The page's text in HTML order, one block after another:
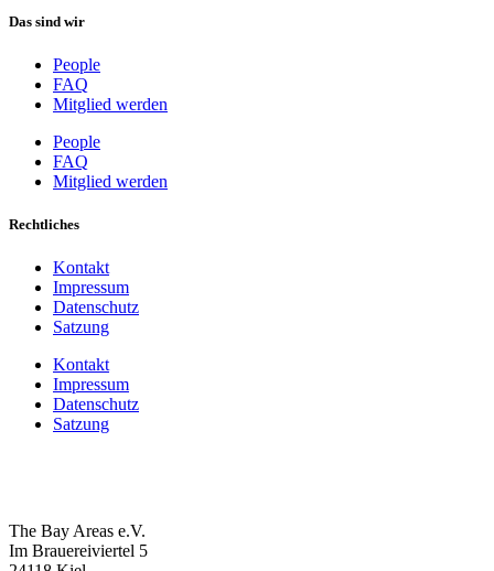
Das sind wir
People
FAQ
Mitglied werden
People
FAQ
Mitglied werden
Rechtliches
Kontakt
Impressum
Datenschutz
Satzung
Kontakt
Impressum
Datenschutz
Satzung
The Bay Areas e.V.
Im Brauereiviertel 5